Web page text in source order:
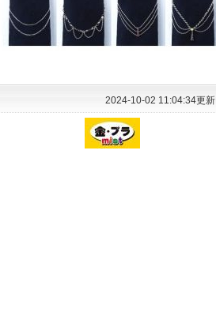
2024-10-02 11:04:34更新